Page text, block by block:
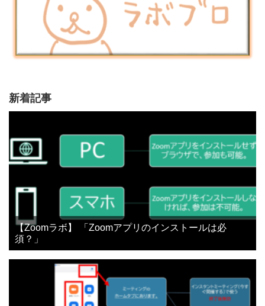
新着記事
【Zoomラボ】 「Zoomアプリのインストールは必
須？」